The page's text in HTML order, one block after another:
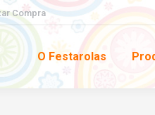
Compra
O Festarolas